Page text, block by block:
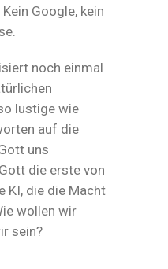
Google, kein
noch einmal
lustige wie
auf die
uns
die erste von
KI, die die Macht
wollen wir
sein?